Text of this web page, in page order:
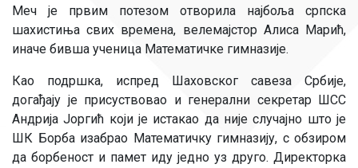
Меч је првим потезом отворила најбоља српска
шахистиња свих времена, велемајстор Алиса Марић,
иначе бивша ученица Математичке гимназије.
Као подршка, испред Шаховског савеза Србије,
догађају је присуствовао и генерални секретар ШСС
Андрија Јоргић који је истакао да није случајно што је
ШК Борба изабрао Математичку гимназију, с обзиром
да борбеност и памет иду једно уз друго. Директорка